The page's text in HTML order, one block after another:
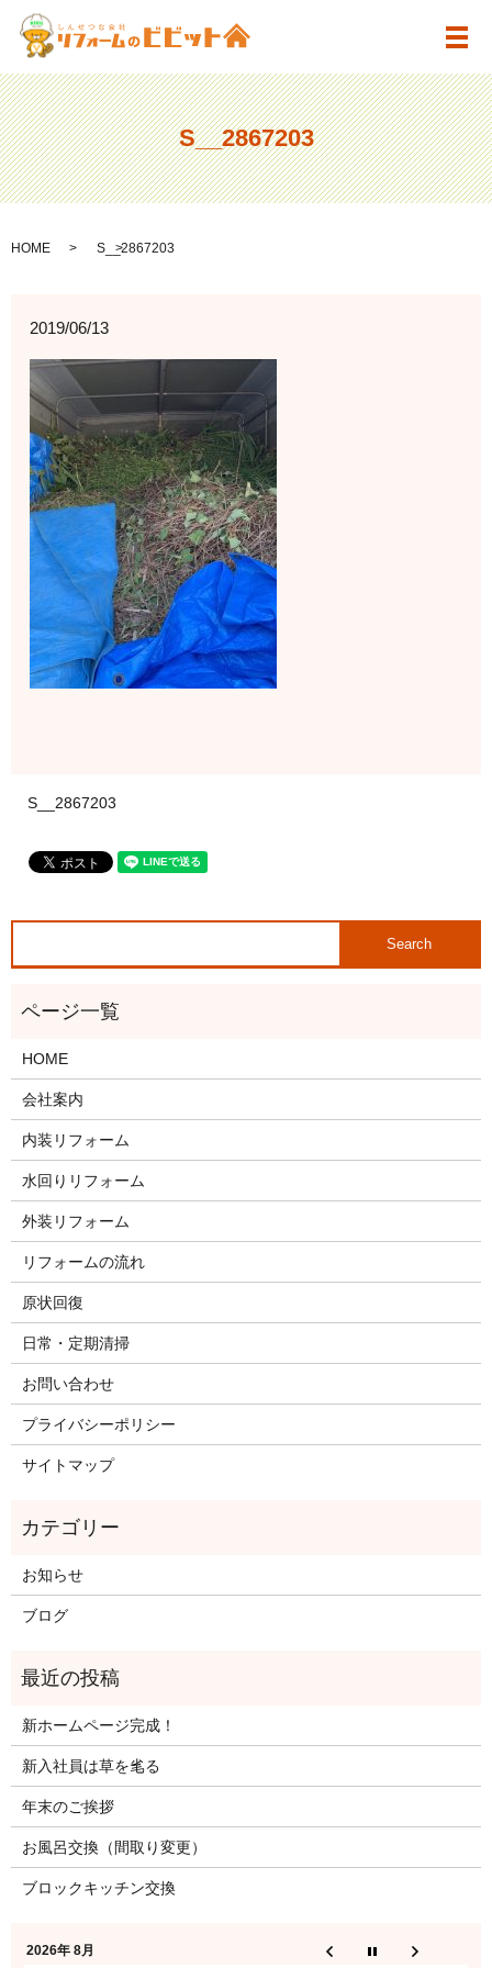
メ
S__2867203
HOME S__2867203
2019/06/13
S__2867203
HOME
会社案内
内装リフォーム
水回りリフォーム
外装リフォーム
リフォームの流れ
原状回復
日常・定期清掃
お問い合わせ
プライバシーポリシー
サイトマップ
お知らせ
ブログ
新ホームページ完成！
新入社員は草を毟る
年末のご挨拶
お風呂交換（間取り変更）
ブロックキッチン交換
2026年 8月